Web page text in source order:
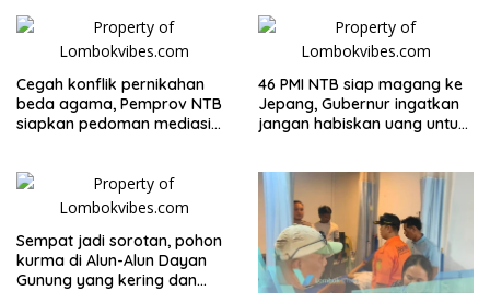
Cegah konflik pernikahan
beda agama, Pemprov NTB
siapkan pedoman mediasi
46 PMI NTB siap magang ke
Jepang, Gubernur ingatkan
jangan habiskan uang untuk
Sempat jadi sorotan, pohon
kurma di Alun-Alun Dayan
Gunung yang kering dan